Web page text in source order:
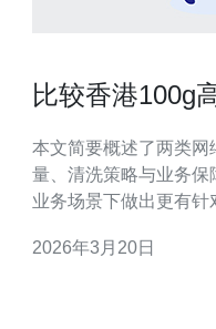
比较香港100g
本文简要概述了两类
量、清洗策略与业务保
业务场景下做出更有针对性的部
大容量中转带宽，能够
2026年3月20日